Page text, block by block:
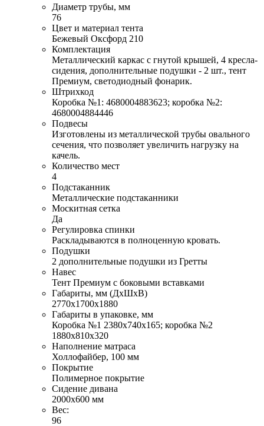
Диаметр трубы, мм
76
Цвет и материал тента
Бежевый Оксфорд 210
Комплектация
Металлический каркас с гнутой крышей, 4 кресла-
сидения, дополнительные подушки - 2 шт., тент
Премиум, светодиодный фонарик.
Штрихкод
Коробка №1: 4680004883623; коробка №2:
4680004884446
Подвесы
Изготовлены из металлической трубы овального
сечения, что позволяет увеличить нагрузку на
качель.
Количество мест
4
Подстаканник
Металлические подстаканники
Москитная сетка
Да
Регулировка спинки
Раскладываются в полноценную кровать.
Подушки
2 дополнительные подушки из Гретты
Навес
Тент Премиум с боковыми вставками
Габариты, мм (ДхШхВ)
2770х1700х1880
Габариты в упаковке, мм
Коробка №1 2380х740х165; коробка №2
1880х810х320
Наполнение матраса
Холлофайбер, 100 мм
Покрытие
Полимерное покрытие
Сидение дивана
2000х600 мм
Вес:
96